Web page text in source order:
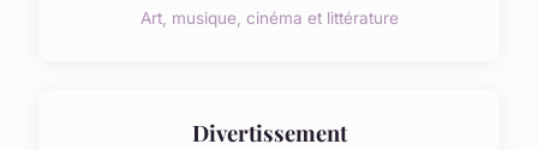
Art, musique, cinéma et littérature
Divertissement